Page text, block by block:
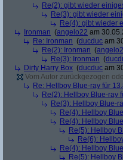
Re(2): gibt wieder
Re(3): gibt wieder
Re(4): gibt wieder
Ironman (angelo22 am
Re: Ironman (ducduc am
Re(2): Ironman (
Re(3): Ironman (
Dirty Harry Box (ducduc am
Vom Autor zurückgezogen
Re: Hellboy Blue-ray für
Re(2): Hellboy Blue-ray
Re(3): Hellboy Blue-
Re(4): Hellboy
Re(4): Hellboy
Re(5): Hellboy
Re(6):
Re(4): Hellboy
Re(5): Hellboy